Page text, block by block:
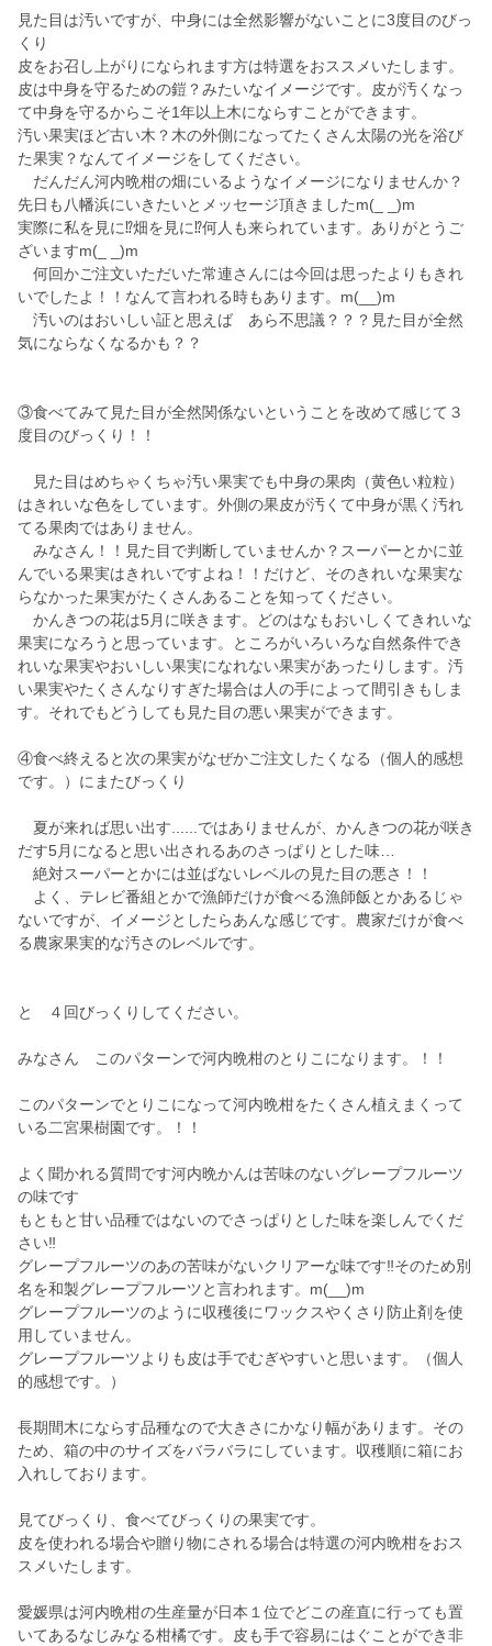
見た目は汚いですが、中身には全然影響がないことに3度目のびっ
くり
皮をお召し上がりになられます方は特選をおススメいたします。
皮は中身を守るための鎧？みたいなイメージです。皮が汚くなっ
て中身を守るからこそ1年以上木にならすことができます。
汚い果実ほど古い木？木の外側になってたくさん太陽の光を浴び
た果実？なんてイメージをしてください。
だんだん河内晩柑の畑にいるようなイメージになりませんか？
先日も八幡浜にいきたいとメッセージ頂きましたm(_ _)m
実際に私を見に⁉️畑を見に⁉️何人も来られています。ありがとうご
ざいますm(_ _)m
何回かご注文いただいた常連さんには今回は思ったよりもきれ
いでしたよ！！なんて言われる時もあります。m(__)m
汚いのはおいしい証と思えば あら不思議？？？見た目が全然
気にならなくなるかも？？
③食べてみて見た目が全然関係ないということを改めて感じて３
度目のびっくり！！
見た目はめちゃくちゃ汚い果実でも中身の果肉（黄色い粒粒）
はきれいな色をしています。外側の果皮が汚くて中身が黒く汚れ
てる果肉ではありません。
みなさん！！見た目で判断していませんか？スーパーとかに並
んでいる果実はきれいですよね！！だけど、そのきれいな果実な
らなかった果実がたくさんあることを知ってください。
かんきつの花は5月に咲きます。どのはなもおいしくてきれいな
果実になろうと思っています。ところがいろいろな自然条件でき
れいな果実やおいしい果実になれない果実があったりします。汚
い果実やたくさんなりすぎた場合は人の手によって間引きもしま
す。それでもどうしても見た目の悪い果実ができます。
④食べ終えると次の果実がなぜかご注文したくなる（個人的感想
です。）にまたびっくり
夏が来れば思い出す......ではありませんが、かんきつの花が咲き
だす5月になると思い出されるあのさっぱりとした味…
絶対スーパーとかには並ばないレベルの見た目の悪さ！！
よく、テレビ番組とかで漁師だけが食べる漁師飯とかあるじゃ
ないですが、イメージとしたらあんな感じです。農家だけが食べ
る農家果実的な汚さのレベルです。
と ４回びっくりしてください。
みなさん このパターンで河内晩柑のとりこになります。！！
このパターンでとりこになって河内晩柑をたくさん植えまくって
いる二宮果樹園です。！！
よく聞かれる質問です河内晩かんは苦味のないグレープフルーツ
の味です
もともと甘い品種ではないのでさっぱりとした味を楽しんでくだ
さい‼️
グレープフルーツのあの苦味がないクリアーな味です‼️そのため別
名を和製グレープフルーツと言われます。m(__)m
グレープフルーツのように収穫後にワックスやくさり防止剤を使
用していません。
グレープフルーツよりも皮は手でむぎやすいと思います。（個人
的感想です。）
長期間木にならす品種なので大きさにかなり幅があります。その
ため、箱の中のサイズをバラバラにしています。収穫順に箱にお
入れしております。
見てびっくり、食べてびっくりの果実です。
皮を使われる場合や贈り物にされる場合は特選の河内晩柑をおス
スメいたします。
愛媛県は河内晩柑の生産量が日本１位でどこの産直に行っても置
いてあるなじみなる柑橘です。皮も手で容易にはぐことができ非